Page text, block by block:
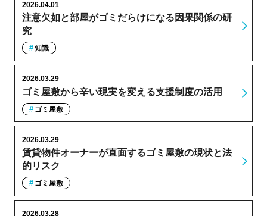
注意欠如と部屋がゴミだらけになる因果関係の研
究
2026.04.01
知識
ゴミ屋敷から辛い現実を変える支援制度の活用
2026.03.29
ゴミ屋敷
賃貸物件オーナーが直面するゴミ屋敷の現状と法
的リスク
2026.03.29
ゴミ屋敷
2026.03.28